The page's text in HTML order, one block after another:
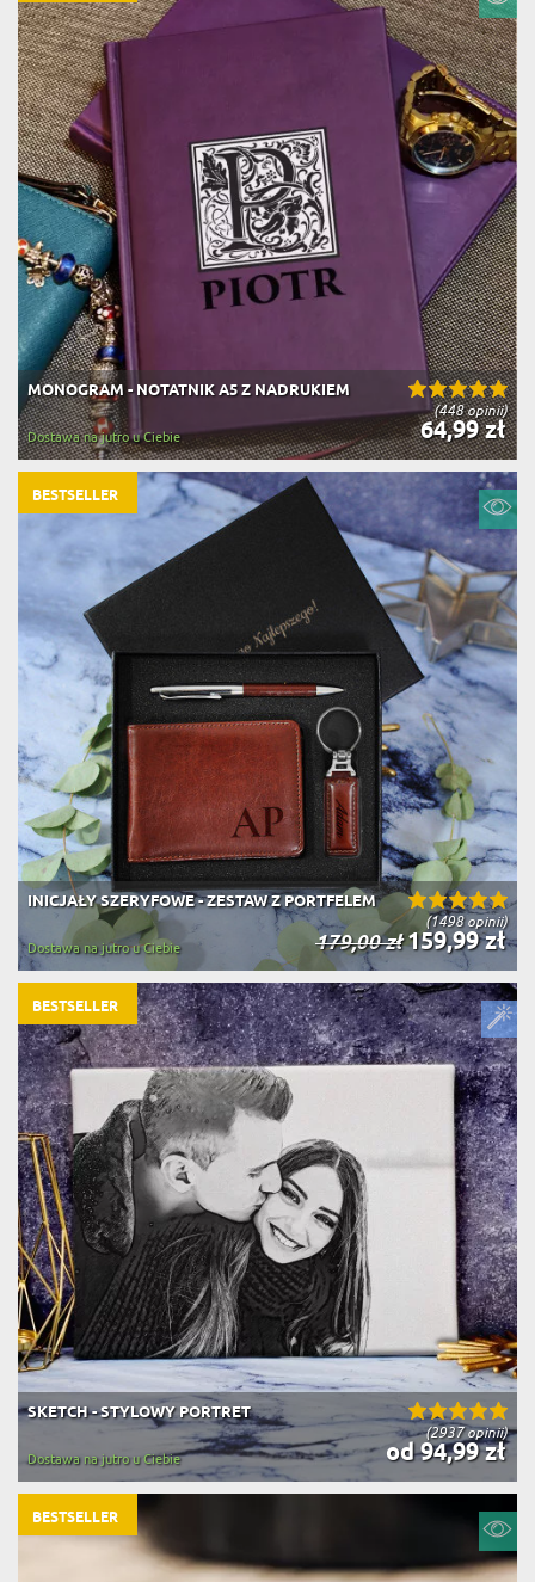
(448 opinii)
MONOGRAM - NOTATNIK A5 Z NADRUKIEM
64,99 zł
Dostawa na jutro u Ciebie
(1498 opinii)
INICJAŁY SZERYFOWE - ZESTAW Z PORTFELEM
179,00 zł159,99 zł
Dostawa na jutro u Ciebie
BESTSELLER
(2937 opinii)
SKETCH - STYLOWY PORTRET
od 94,99 zł
Dostawa na jutro u Ciebie
BESTSELLER
BESTSELLER